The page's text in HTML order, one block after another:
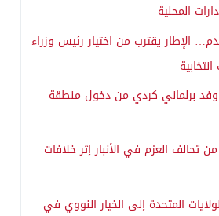
المحلية
الإطار يقترب من اختيار رئيس وزراء
وفد برلماني كردي من دخول منطقة
تحالف العزم في الأنبار إثر خلافات
المتحدة إلى الخيار النووي في